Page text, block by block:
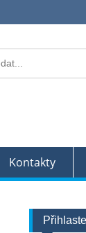
Kontakty